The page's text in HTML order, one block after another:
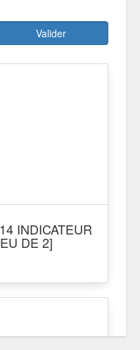
Valider
INDICATEUR
DE 2]